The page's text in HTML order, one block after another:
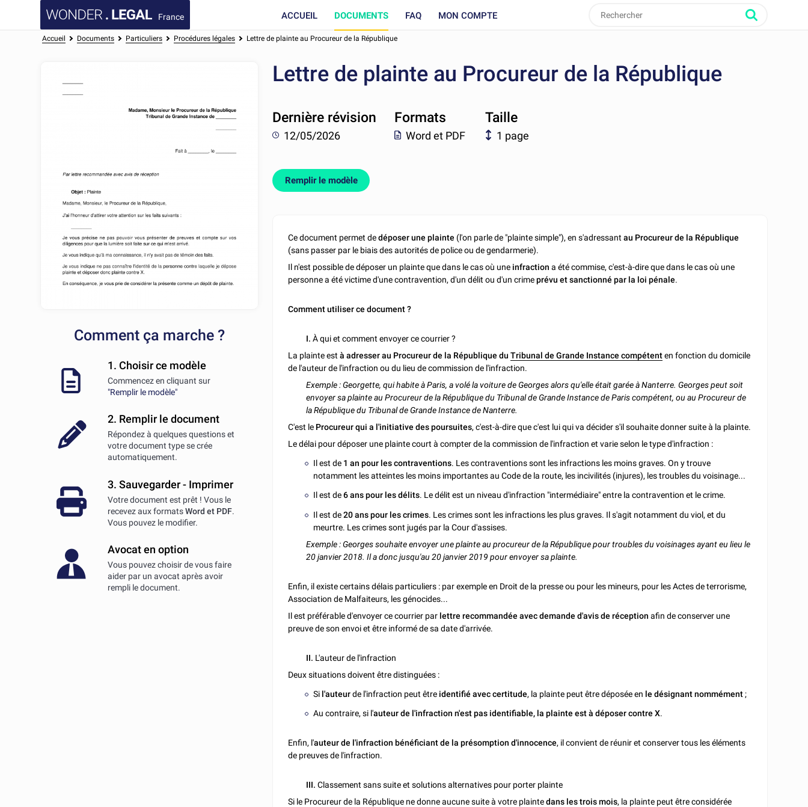
France ACCUEIL DOCUMENTS FAQ MON COMPTE
Accueil Documents Particuliers Procédures légales Lettre de plainte au Procureur de la République
Comment ça marche ?
1. Choisir ce modèle
Commencez en cliquant sur
"Remplir le modèle"
2. Remplir le document
Répondez à quelques questions et
votre document type se crée
automatiquement.
3. Sauvegarder - Imprimer
Votre document est prêt ! Vous le
recevez aux formatsWord et PDF.
Vous pouvez le modifier.
Avocat en option
Vous pouvez choisir de vous faire
aider par un avocat après avoir
rempli le document.
Lettre de plainte au Procureur de la République
Dernière révision
12/05/2026
Formats
Word et PDF
Taille
1 page
Remplir le modèle
Ce document permet dedéposer une plainte (l'on parle de "plainte simple"), en s'adressantau Procureur de la République
(sans passer par le biais des autorités de police ou de gendarmerie).
Il n'est possible de déposer un plainte que dans le cas où une infraction a été commise, c'est-à-dire que dans le cas où une
personne a été victime d'une contravention, d'un délit ou d'un crimeprévu et sanctionné par la loi pénale.
Comment utiliser ce document ?
I. À qui et comment envoyer ce courrier ?
La plainte està adresser au Procureur de la République duTribunal de Grande Instance compétenten fonction du domicile
de l'auteur de l'infraction ou du lieu de commission de l'infraction.
Exemple : Georgette, qui habite à Paris, a volé la voiture de Georges alors qu'elle était garée à Nanterre. Georges peut soit
envoyer sa plainte au Procureur de la République du Tribunal de Grande Instance de Paris compétent, ou au Procureur de
la République du Tribunal de Grande Instance de Nanterre.
C'est le Procureur qui a l'initiative des poursuites, c'est-à-dire que c'est lui qui va décider s'il souhaite donner suite à la plainte.
Le délai pour déposer une plainte court à compter de la commission de l'infraction et varie selon le type d'infraction :
Il est de 1 an pour les contraventions. Les contraventions sont les infractions les moins graves. On y trouve
notamment les atteintes les moins importantes au Code de la route, les incivilités (injures), les troubles du voisinage...
Il est de6 ans pour lesdélits. Le délit est un niveau d'infraction "intermédiaire" entre la contravention et le crime.
Il est de20 ans pour les crimes. Les crimes sont les infractions les plus graves. Il s'agit notamment du viol, et du
meurtre. Les crimes sont jugés par la Cour d'assises.
Exemple : Georges souhaite envoyer une plainte au procureur de la République pour troubles du voisinages ayant eu lieu le
20 janvier 2018. Il a donc jusqu'au 20 janvier 2019 pour envoyer sa plainte.
Enfin, il existe certains délais particuliers : par exemple en Droit de la presse ou pour les mineurs, pour les Actes de terrorisme,
Association de Malfaiteurs, les génocides...
Il est préférable d'envoyer ce courrier par lettre recommandée avec demande d'avis de réception afin de conserver une
preuve de son envoi et être informé de sa date d'arrivée.
II. L'auteur de l'infraction
Deux situations doivent être distinguées :
Si l'auteurde l'infraction peut être identifié avec certitude, la plainte peut être déposée en le désignant nommément;
Au contraire, si l'auteur de l'infraction n'est pas identifiable, la plainte est à déposer contre X.
Enfin, l'auteur de l'infraction bénéficiant de la présomption d'innocence, il convient de réunir et conserver tous les éléments
de preuves de l'infraction.
III. Classement sans suite et solutions alternatives pour porter plainte
Si le Procureur de la République ne donne aucune suite à votre plaintedans les trois mois, la plainte peut être considérée